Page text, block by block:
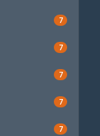
7
7
7
7
7